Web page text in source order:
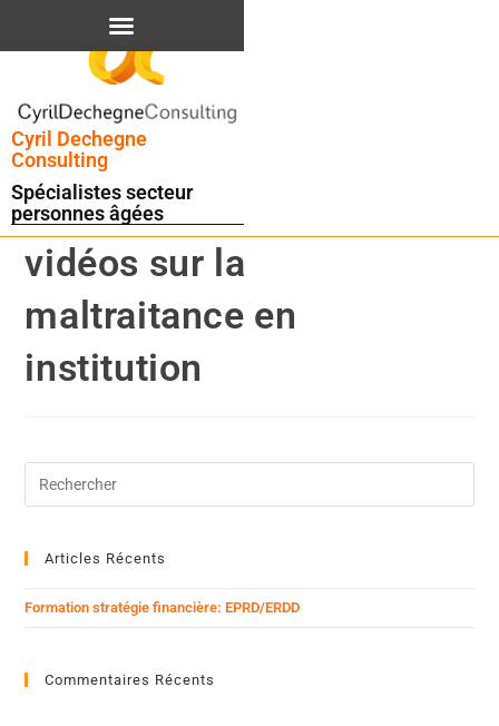
Cyril Dechegne
Consulting
Spécialistes secteur
personnes âgées
vidéos sur la
maltraitance en
institution
Articles Récents
Formation stratégie financière: EPRD/ERDD
Commentaires Récents